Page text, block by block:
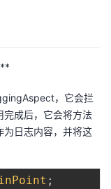
**
，它会拦
完成后，它会将方法
为日志内容，并将这
;